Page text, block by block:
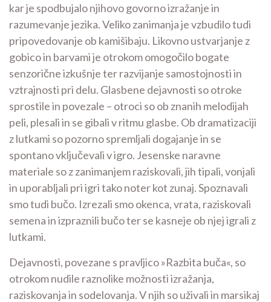
kar je spodbujalo njihovo govorno izražanje in
razumevanje jezika. Veliko zanimanja je vzbudilo tudi
pripovedovanje ob kamišibaju. Likovno ustvarjanje z
gobico in barvami je otrokom omogočilo bogate
senzorične izkušnje ter razvijanje samostojnosti in
vztrajnosti pri delu. Glasbene dejavnosti so otroke
sprostile in povezale – otroci so ob znanih melodijah
peli, plesali in se gibali v ritmu glasbe. Ob dramatizaciji
z lutkami so pozorno spremljali dogajanje in se
spontano vključevali v igro. Jesenske naravne
materiale so z zanimanjem raziskovali, jih tipali, vonjali
in uporabljali pri igri tako noter kot zunaj. Spoznavali
smo tudi bučo. Izrezali smo okenca, vrata, raziskovali
semena in izpraznili bučo ter se kasneje ob njej igrali z
lutkami.
Dejavnosti, povezane s pravljico »Razbita buča«, so
otrokom nudile raznolike možnosti izražanja,
raziskovanja in sodelovanja. V njih so uživali in marsikaj